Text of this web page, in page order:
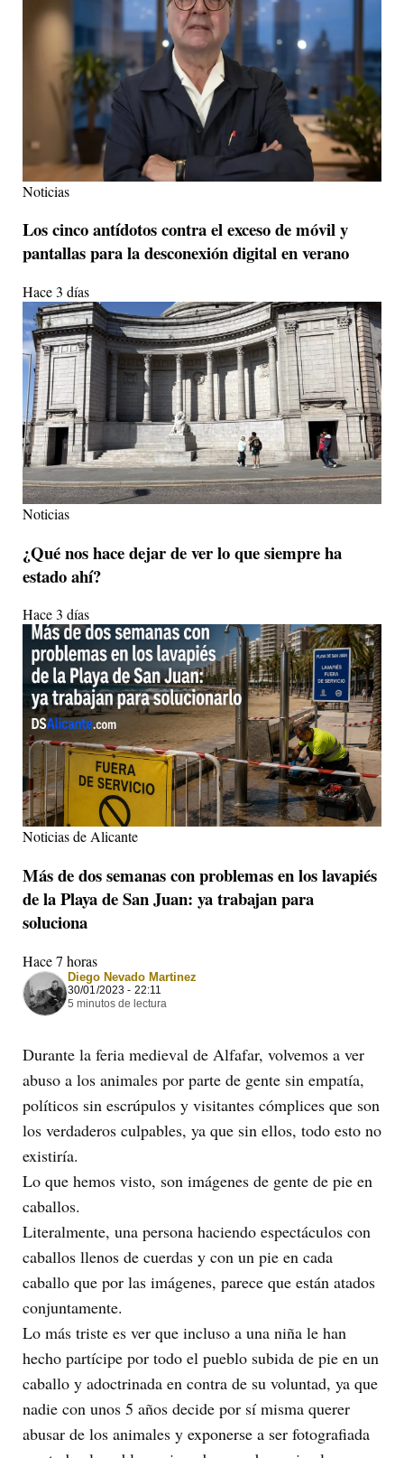
Diego Nevado Martinez
30/01/2023 - 22:11
5 minutos de lectura
Durante la feria medieval de Alfafar, volvemos a ver
abuso a los animales por parte de gente sin empatía,
políticos sin escrúpulos y visitantes cómplices que son
los verdaderos culpables, ya que sin ellos, todo esto no
existiría.
Lo que hemos visto, son imágenes de gente de pie en
caballos.
Literalmente, una persona haciendo espectáculos con
caballos llenos de cuerdas y con un pie en cada
caballo que por las imágenes, parece que están atados
conjuntamente.
Lo más triste es ver que incluso a una niña le han
hecho partícipe por todo el pueblo subida de pie en un
caballo y adoctrinada en contra de su voluntad, ya que
nadie con unos 5 años decide por sí misma querer
abusar de los animales y exponerse a ser fotografiada
Noticias
Los cinco antídotos contra el exceso de móvil y
pantallas para la desconexión digital en verano
Hace 3 días
Noticias
¿Qué nos hace dejar de ver lo que siempre ha
estado ahí?
Hace 3 días
Noticias de Alicante
Más de dos semanas con problemas en los lavapiés
de la Playa de San Juan: ya trabajan para
soluciona
Hace 7 horas